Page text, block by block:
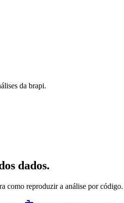
da brapi.
dados.
reproduzir a análise por